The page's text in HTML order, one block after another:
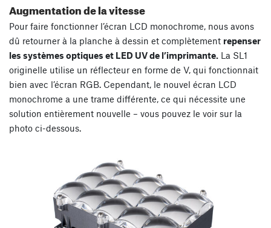
Augmentation de la vitesse
Pour faire fonctionner l’écran LCD monochrome, nous avons
dû retourner à la planche à dessin et complètement repenser
les systèmes optiques et LED UV de l’imprimante. La SL1
originelle utilise un réflecteur en forme de V, qui fonctionnait
bien avec l’écran RGB. Cependant, le nouvel écran LCD
monochrome a une trame différente, ce qui nécessite une
solution entièrement nouvelle – vous pouvez le voir sur la
photo ci-dessous.